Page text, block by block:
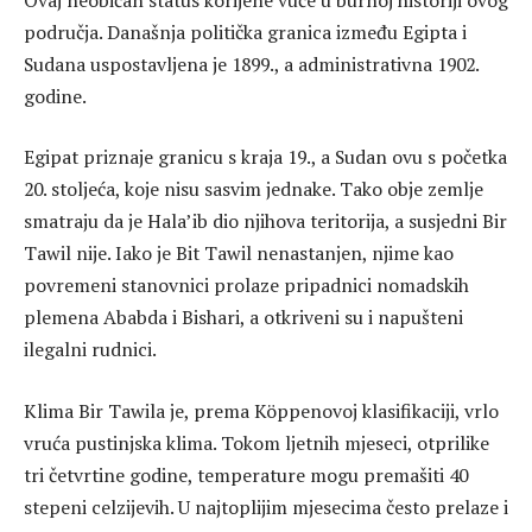
područja. Današnja politička granica između Egipta i
Sudana uspostavljena je 1899., a administrativna 1902.
godine.
Egipat priznaje granicu s kraja 19., a Sudan ovu s početka
20. stoljeća, koje nisu sasvim jednake. Tako obje zemlje
smatraju da je Hala’ib dio njihova teritorija, a susjedni Bir
Tawil nije. Iako je Bit Tawil nenastanjen, njime kao
povremeni stanovnici prolaze pripadnici nomadskih
plemena Ababda i Bishari, a otkriveni su i napušteni
ilegalni rudnici.
Klima Bir Tawila je, prema Köppenovoj klasifikaciji, vrlo
vruća pustinjska klima. Tokom ljetnih mjeseci, otprilike
tri četvrtine godine, temperature mogu premašiti 40
stepeni celzijevih. U najtoplijim mjesecima često prelaze i